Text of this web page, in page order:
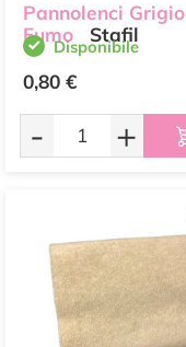
Pannolenci Grigio
Fumo
Stafil
Disponibile
0,80 €
- +